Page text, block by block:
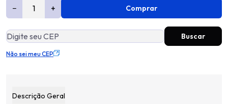
− + Comprar
Não sei meu CEP
Descrição Geral